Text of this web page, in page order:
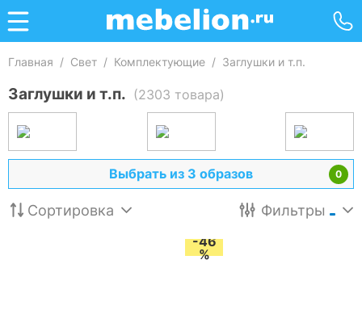
Главная / Свет / Комплектующие / Заглушки и т.п.
Заглушки и т.п. (2303 товара)
0
Выбрать из 3 образов
Сортировка Фильтры
-46
%